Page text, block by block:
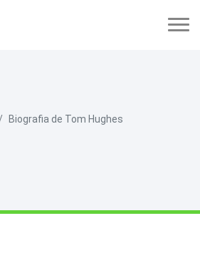
Biografia de Tom Hughes